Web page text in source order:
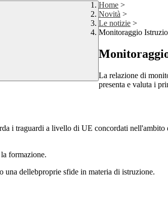
Home >
Novità >
Le notizie >
Monitoraggio
La relazione di
presenta e valuta i
i traguardi a livello di UE concordati nell'ambito
formazione.
una dellebproprie sfide in materia di istruzione.